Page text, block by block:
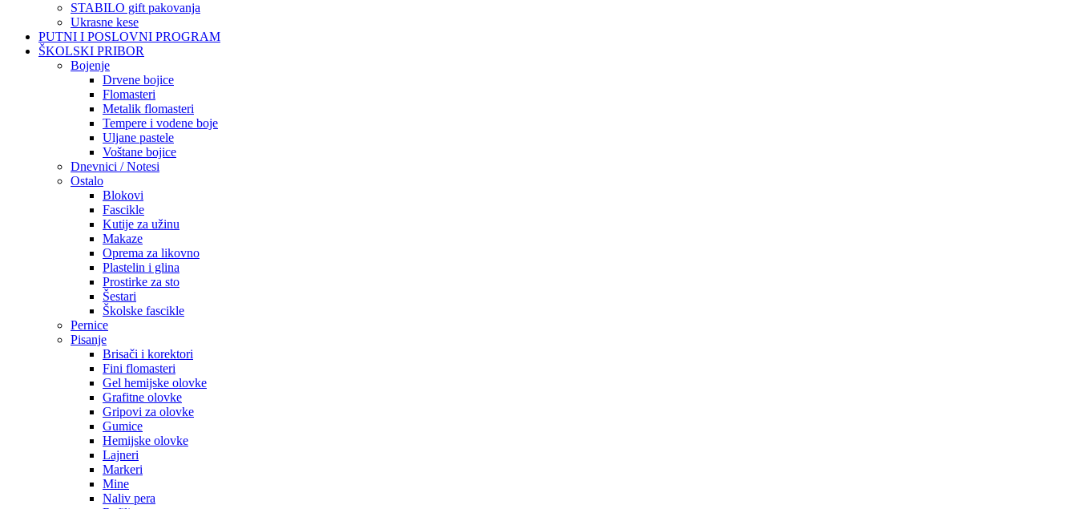
STABILO gift pakovanja
Ukrasne kese
PUTNI I POSLOVNI PROGRAM
ŠKOLSKI PRIBOR
Bojenje
Drvene bojice
Flomasteri
Metalik flomasteri
Tempere i vodene boje
Uljane pastele
Voštane bojice
Dnevnici / Notesi
Ostalo
Blokovi
Fascikle
Kutije za užinu
Makaze
Oprema za likovno
Plastelin i glina
Prostirke za sto
Šestari
Školske fascikle
Pernice
Pisanje
Brisači i korektori
Fini flomasteri
Gel hemijske olovke
Grafitne olovke
Gripovi za olovke
Gumice
Hemijske olovke
Lajneri
Markeri
Mine
Naliv pera